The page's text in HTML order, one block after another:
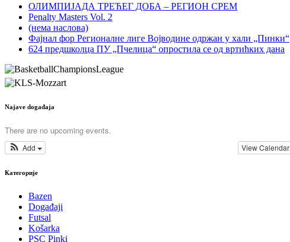
ОЛИМПИЈАДА ТРЕЋЕГ ДОБА – РЕГИОН СРЕМ
Penalty Masters Vol. 2
(нема наслова)
Фајнал фор Регионалне лиге Војводине одржан у хали „Пинки“
624 предшколца ПУ „Пчелица“ опростила се од вртићких дана
Najave događaja
There are no upcoming events.
View Calendar
Add
Категорије
Bazen
Događaji
Futsal
Košarka
PSC Pinki